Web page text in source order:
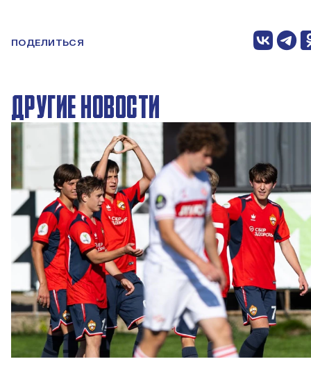
ПОДЕЛИТЬСЯ
ДРУГИЕ НОВОСТИ
ЮФЛ: Московское дерби на «Октябре»
3 АВГУСТА 2026 14:15